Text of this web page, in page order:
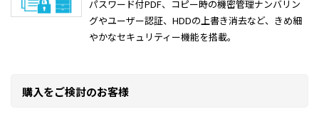
パスワード付PDF、コピー時の機密管理ナンバリン
グやユーザー認証、HDDの上書き消去など、きめ細
やかなセキュリティー機能を搭載。
購入をご検討のお客様